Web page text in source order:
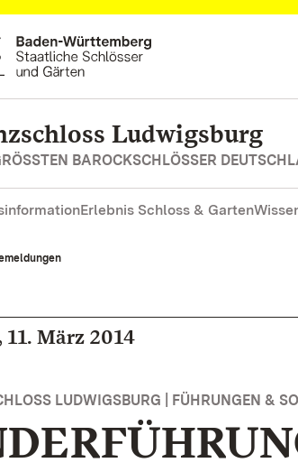
Ludwigsburg
BAROCKSCHLÖSSER
Erlebnis Schloss & Garten
11. März 2014
LUDWIGSBURG | FÜHRUNGEN &